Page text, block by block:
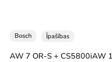
Bosch Īpašības
AW 7 OR-S + CS5800iAW